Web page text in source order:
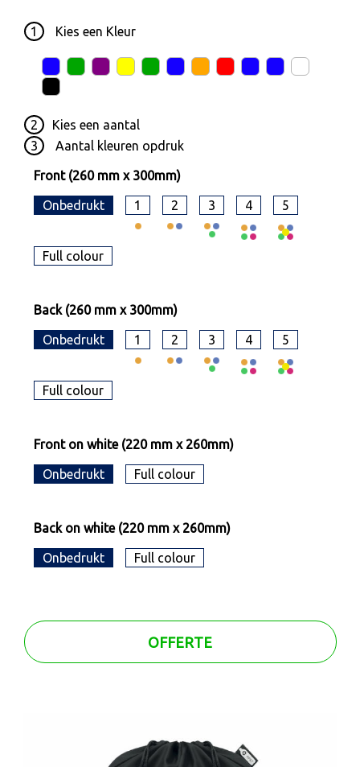
1 Kies een Kleur
2 Kies een aantal
3
Aantal kleuren opdruk
Front (260 mm x 300mm)
Onbedrukt 1 2 3 4 5
Full colour
Back (260 mm x 300mm)
Onbedrukt 1 2 3 4 5
Full colour
Front on white (220 mm x 260mm)
Onbedrukt Full colour
Back on white (220 mm x 260mm)
Onbedrukt Full colour
OFFERTE